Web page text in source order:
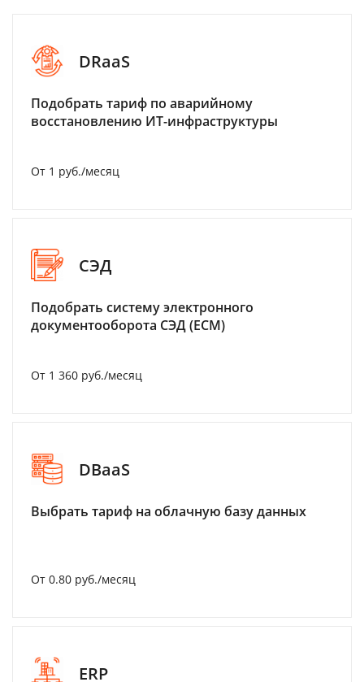
DRaaS
Подобрать тариф по аварийному
восстановлению ИТ-инфраструктуры
От 1 руб./месяц
СЭД
Подобрать систему электронного
документооборота СЭД (ECM)
От 1 360 руб./месяц
DBaaS
Выбрать тариф на облачную базу данных
От 0.80 руб./месяц
ERP